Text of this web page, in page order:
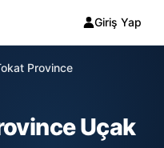
Giriş Yap
Province
Uçak